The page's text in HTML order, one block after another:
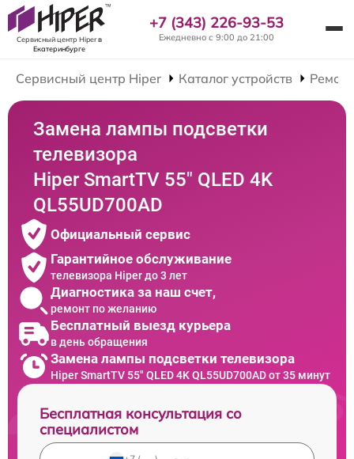
Сервисный центр Hiperв
Екатеринбурге
+7 (343) 226-93-53
Ежедневно с 9:00 до 21:00
Сервисный центр Hiper Каталог устройств
Замена лампы подсветки
телевизора
Hiper SmartTV 55" QLED 4K
QL55UD700AD
Официальный сервис
Гарантийное обслуживание
телевизора Hiper до 3 лет
Диагностика за наш счет,
ремонт по желанию
Бесплатный выезд курьера
в день обращения
Замена лампы подсветки телевизора
Hiper SmartTV 55" QLED 4K QL55UD700AD от 35 минут
Бесплатная консультация со
специалистом